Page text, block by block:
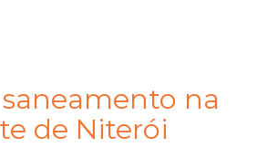
na
de Niterói